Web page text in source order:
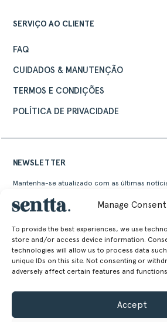
Manage Consent
To provide the best experiences, we use
store and/or access device information.
technologies will allow us to process data
unique IDs on this site. Not consenting or
adversely affect certain features and
Accept
SERVIÇO AO CLIENTE
FAQ
CUIDADOS & MANUTENÇÃO
TERMOS E CONDIÇÕES
POLÍTICA DE PRIVACIDADE
NEWSLETTER
Mantenha-se atualizado com as últimas